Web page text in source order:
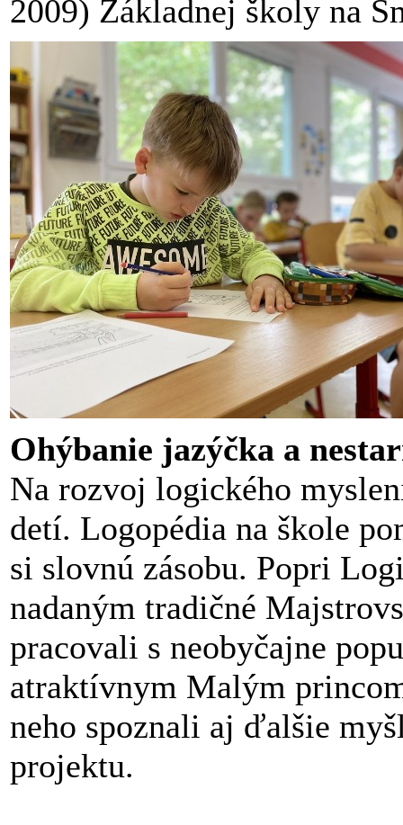
2009) Základnej školy na
Ohýbanie jazýčka a
Na rozvoj logického
detí. Logopédia na škole
si slovnú zásobu. Popri
nadaným tradičné
pracovali s neobyčajne
atraktívnym Malým
neho spoznali aj ďalšie
projektu.